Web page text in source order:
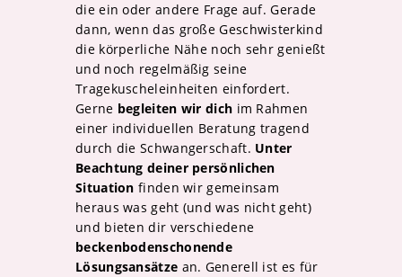
die ein oder andere Frage auf. Gerade
dann, wenn das große Geschwisterkind
die körperliche Nähe noch sehr genießt
und noch regelmäßig seine
Tragekuscheleinheiten einfordert.
Gerne begleiten wir dich im Rahmen
einer individuellen Beratung tragend
durch die Schwangerschaft. Unter
Beachtung deiner persönlichen
Situation finden wir gemeinsam
heraus was geht (und was nicht geht)
und bieten dir verschiedene
beckenbodenschonende
Lösungsansätze an. Generell ist es für